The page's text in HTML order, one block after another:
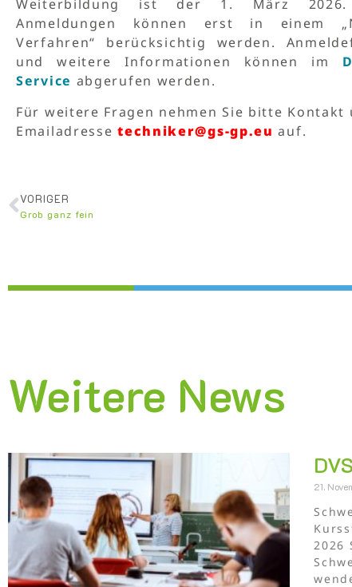
Weiterbildung ist der 1. März 2026.
Anmeldungen können erst in einem
Verfahren“ berücksichtig werden.
und weitere Informationen können im
Service abgerufen werden.
Für weitere Fragen nehmen Sie bitte Kontakt
Emailadressetechniker@gs-gp.eu auf.
VORIGER
Grob ganz fein
Weitere News
21.
2026